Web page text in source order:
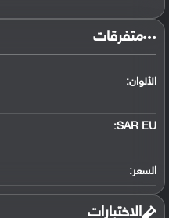
متفرقات
الألوان:
SAR EU:
السعر:
الاختبارات